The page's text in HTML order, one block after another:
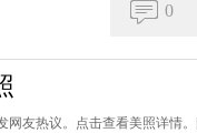
0
友热议。点击查看美照详情。